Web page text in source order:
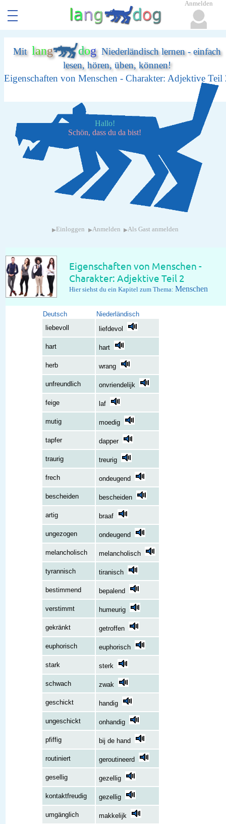
Mit lang dogNiederländisch lernen - einfach
lesen, hören, üben, können!
Eigenschaften von Menschen - Charakter: Adjektive Teil
Hallo!
Schön, dass du da bist!
▸ Einloggen ▸Anmelden ▸Als Gast anmelden
Eigenschaften von Menschen -
Charakter: Adjektive Teil 2
Hier siehst du ein Kapitel zum Thema: Menschen
Deutsch
Niederländisch
liebevoll
liefdevol
hart hart
herb wrang
unfreundlich onvriendelijk
feige laf
mutig moedig
tapfer dapper
traurig treurig
frech ondeugend
bescheiden bescheiden
artig braaf
ungezogen ondeugend
melancholisch melancholisch
tyrannisch tiranisch
bestimmend bepalend
verstimmt humeurig
gekränkt getroffen
euphorisch euphorisch
stark sterk
schwach zwak
geschickt handig
ungeschickt onhandig
pfiffig bij de hand
routiniert geroutineerd
gesellig gezellig
kontaktfreudig gezellig
umgänglich makkelijk
Anmelden